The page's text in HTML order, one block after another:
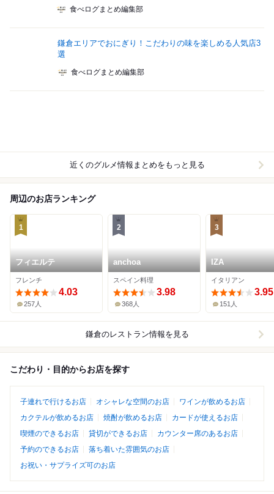
食べログまとめ編集部
鎌倉エリアでおにぎり！こだわりの味を楽しめる人気店3
選
食べログまとめ編集部
近くのグルメ情報まとめをもっと見る
周辺のお店ランキング
1
フィエルテ
フレンチ
4.03
257人
2
anchoa
スペイン料理
3.98
368人
3
IZA
イタリアン
3.95
151人
鎌倉のレストラン情報を見る
こだわり・目的からお店を探す
子連れで行けるお店 オシャレな空間のお店
ワインが飲めるお店
カクテルが飲めるお店
焼酎が飲めるお店
カードが使えるお店
喫煙のできるお店
貸切ができるお店
カウンター席のあるお店
予約のできるお店
落ち着いた雰囲気のお店
お祝い・サプライズ可のお店